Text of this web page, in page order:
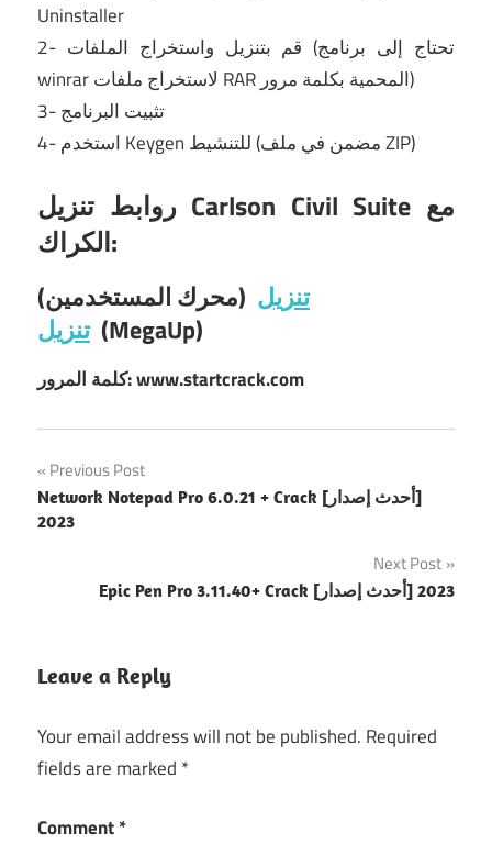
Uninstaller
2- قم بتنزيل واستخراج الملفات (تحتاج إلى برنامج
winrar لاستخراج ملفات RAR المحمية بكلمة مرور)
3- تثبيت البرنامج
4- استخدم Keygen للتنشيط (مضمن في ملف ZIP)
روابط تنزيل Carlson Civil Suite مع
الكراك:
تنزيل (محرك المستخدمين)
تنزيل(MegaUp)
كلمة المرور: www.startcrack.com
Post
navigation
Previous Post
Network Notepad Pro 6.0.21 + Crack [أحدث إصدار]
2023
Next Post
Epic Pen Pro 3.11.40+ Crack [أحدث إصدار] 2023
Leave a Reply
Your email address will not be published. Required
fields are marked *
Comment*